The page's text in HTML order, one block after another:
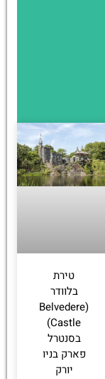
טירת
בלוודר
(Belvedere
Castle)
בסנטרל
פארק בניו
יורק